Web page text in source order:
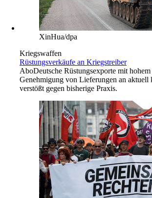
XinHua/dpa
Kriegswaffen
Rüstungsverkäufe an Kriegstreiber
AboDeutsche Rüstungsexporte mit
Genehmigung von Lieferungen an aktuell
verstößt gegen bisherige Praxis.